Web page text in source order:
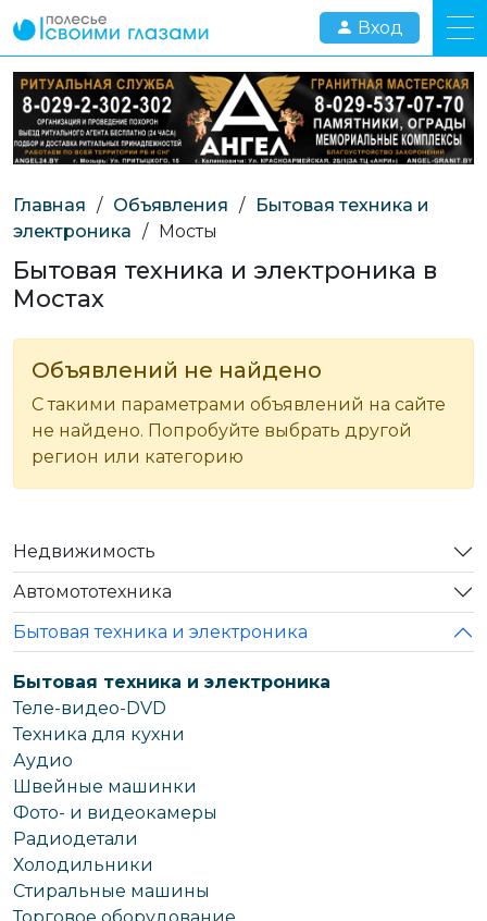
Вход
Главная / Объявления /
Бытовая техника и
электроника / Мосты
Бытовая техника и электроника в
Мостах
Объявлений не найдено
С такими параметрами объявлений на сайте
не найдено. Попробуйте выбрать другой
регион или категорию
Недвижимость
Автомототехника
Бытовая техника и электроника
Бытовая техника и электроника
Теле-видео-DVD
Техника для кухни
Аудио
Швейные машинки
Фото- и видеокамеры
Радиодетали
Холодильники
Стиральные машины